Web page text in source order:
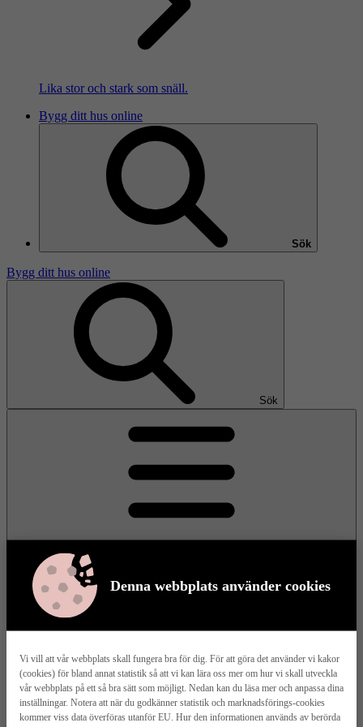
Denna webbplats använder cookies
Vi vill att vår webbplats skall fungera bra för dig. För att göra det använder vi kakor
(cookies) för bland annat statistik så att vi kan lära oss mer om hur vi skall utveckla
vår webbplats på ett så bra sätt som möjligt. Nedan kan du läsa mer och anpassa dina
inställningar. Notera att när du godkänner statistik och marknadsförings-cookies
kommer viss data överföras utanför EU. Hur den informationen används av berörda
Lika stor och stark som snäll.
Bygg ditt hus online
Sök
Bygg ditt hus online
Sök
Meny
Våra husmodeller